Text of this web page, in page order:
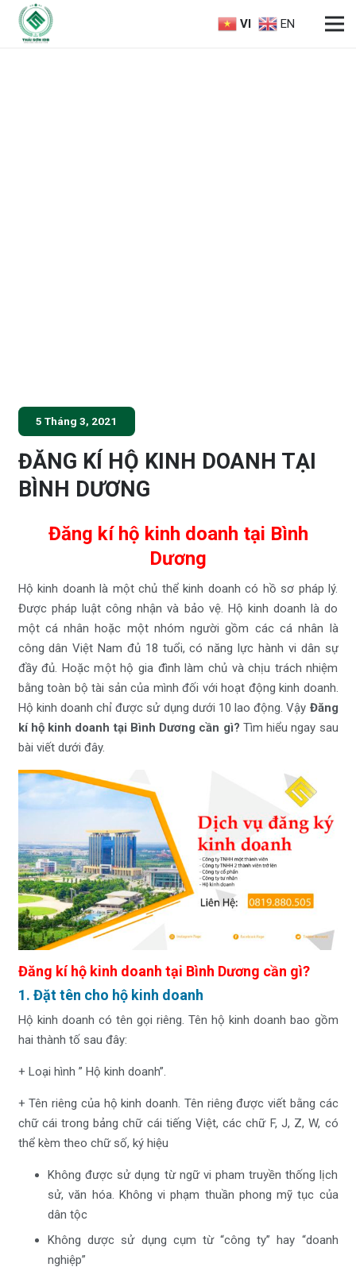
VI EN
5 Tháng 3, 2021
ĐĂNG KÍ HỘ KINH DOANH TẠI
BÌNH DƯƠNG
Đăng kí hộ kinh doanh tại Bình
Dương
Hộ kinh doanh là một chủ thể kinh doanh có hồ sơ pháp lý.
Được pháp luật công nhận và bảo vệ. Hộ kinh doanh là do
một cá nhân hoặc một nhóm người gồm các cá nhân là
công dân Việt Nam đủ 18 tuổi, có năng lực hành vi dân sự
đầy đủ. Hoặc một hộ gia đình làm chủ và chịu trách nhiệm
bằng toàn bộ tài sản của mình đối với hoạt động kinh doanh.
Hộ kinh doanh chỉ được sử dụng dưới 10 lao động. Vậy Đăng
kí hộ kinh doanh tại Bình Dương cần gì? Tìm hiểu ngay sau
bài viết dưới đây.
Đăng kí hộ kinh doanh tại Bình Dương cần gì?
1. Đặt tên cho hộ kinh doanh
Hộ kinh doanh có tên gọi riêng. Tên hộ kinh doanh bao gồm
hai thành tố sau đây:
+ Loại hình ” Hộ kinh doanh”.
+ Tên riêng của hộ kinh doanh. Tên riêng được viết bằng các
chữ cái trong bảng chữ cái tiếng Việt, các chữ F, J, Z, W, có
thể kèm theo chữ số, ký hiệu
Không được sử dụng từ ngữ vi pham truyền thống lịch
sử, văn hóa. Không vi phạm thuần phong mỹ tục của
dân tộc
Không dược sử dụng cụm từ “công ty” hay “doanh
nghiệp”